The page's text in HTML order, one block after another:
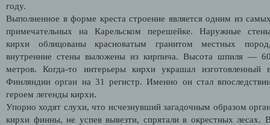
году.
Выполненное в форме креста строение является одним из
примечательных на Карельском перешейке. Наружные
кирхи облицованы красноватым гранитом местных
внутренние стены выложены из кирпича. Высота шпиля —
метров. Когда-то интерьеры кирхи украшал изготовленный
Финляндии орган на 31 регистр. Именно он стал
героем легенды кирхи.
Упорно ходят слухи, что исчезнувший загадочным образом
кирхи финны, не успев вывезти, спрятали в окрестных лесах.